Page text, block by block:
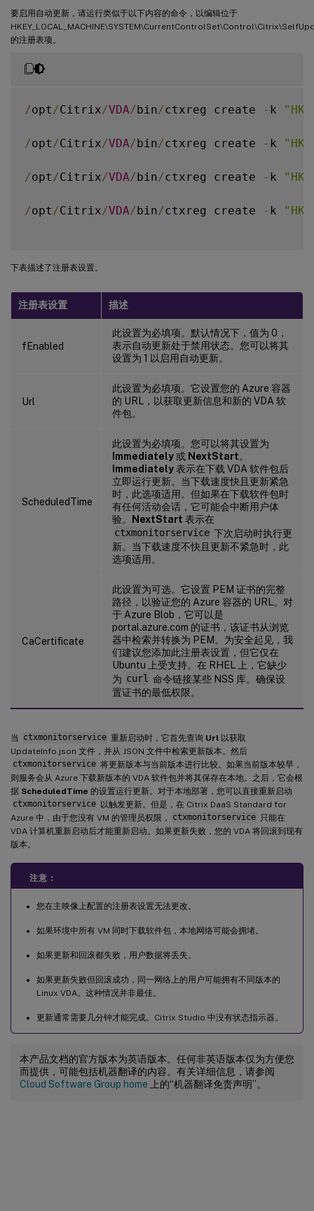
要启用自动更新，请运行类似于以下内容的命令，以编辑位于
的注册表项。
/opt /Citrix/VDA/bin/ctxreg create - k
/opt /Citrix/VDA/bin/ctxreg create - k
/opt /Citrix/VDA/bin/ctxreg create - k
/opt /Citrix/VDA/bin/ctxreg create - k
下表描述了注册表设置。
注册表设置 描述
fEnabled
此设置为必填项。默认情况下，值为 0，
表示自动更新处于禁用状态。您可以将其
设置为 1 以启用自动更新。
Url
此设置为必填项。它设置您的 Azure 容器
的 URL，以获取更新信息和新的 VDA 软
件包。
ScheduledTime
此设置为必填项。您可以将其设置为
Immediately或 NextStart。
Immediately表示在下载 VDA 软件包后
立即运行更新。当下载速度快且更新紧急
时，此选项适用。但如果在下载软件包时
有任何活动会话，它可能会中断用户体
验。 NextStart 表示在
ctxmonitorservice 下次启动时执行更
新。当下载速度不快且更新不紧急时，此
选项适用。
CaCertificate
此设置为可选。它设置 PEM 证书的完整
路径，以验证您的 Azure 容器的 URL。对
于 Azure Blob，它可以是
portal.azure.com 的证书，该证书从浏览
器中检索并转换为 PEM。为安全起见，我
们建议您添加此注册表设置，但它仅在
Ubuntu 上受支持。在 RHEL 上，它缺少
为 curl 命令链接某些 NSS 库。确保设
置证书的最低权限。
当 ctxmonitorservice 重新启动时，它首先查询 Url 以获取
UpdateInfo.json 文件，并从 JSON 文件中检索更新版本。然后
ctxmonitorservice 将更新版本与当前版本进行比较。如果当前版本较早，
则服务会从 Azure 下载新版本的 VDA 软件包并将其保存在本地。之后，它会根
据 ScheduledTime 的设置运行更新。对于本地部署，您可以直接重新启动
ctxmonitorservice 以触发更新。但是，在 Citrix DaaS Standard for
Azure 中，由于您没有 VM 的管理员权限，
ctxmonitorservice 只能在
VDA 计算机重新启动后才能重新启动。如果更新失败，您的 VDA 将回滚到现有
版本。
注意：
您在主映像上配置的注册表设置无法更改。
如果环境中所有 VM 同时下载软件包，本地网络可能会拥堵。
如果更新和回滚都失败，用户数据将丢失。
如果更新失败但回滚成功，同一网络上的用户可能拥有不同版本的
Linux VDA。这种情况并非最佳。
更新通常需要几分钟才能完成。Citrix Studio 中没有状态指示器。
本产品文档的官方版本为英语版本。任何非英语版本仅为方便您
而提供，可能包括机器翻译的内容。有关详细信息，请参阅
Cloud Software Group home 上的“机器翻译免责声明”。